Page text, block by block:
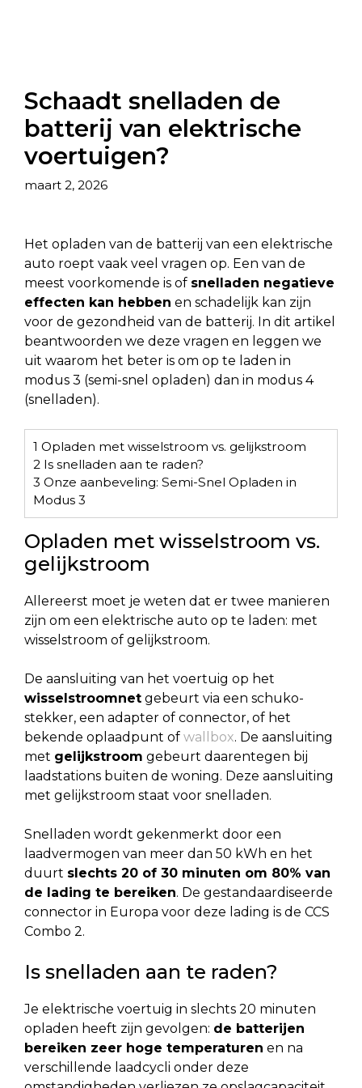
Schaadt snelladen de
batterij van elektrische
voertuigen?
maart 2, 2026
Het opladen van de batterij van een elektrische
auto roept vaak veel vragen op. Een van de
meest voorkomende is of snelladen negatieve
effecten kan hebben en schadelijk kan zijn
voor de gezondheid van de batterij. In dit artikel
beantwoorden we deze vragen en leggen we
uit waarom het beter is om op te laden in
modus 3 (semi-snel opladen) dan in modus 4
(snelladen).
1 Opladen met wisselstroom vs. gelijkstroom
2 Is snelladen aan te raden?
3 Onze aanbeveling: Semi-Snel Opladen in
Modus 3
Opladen met wisselstroom vs.
gelijkstroom
Allereerst moet je weten dat er twee manieren
zijn om een elektrische auto op te laden: met
wisselstroom of gelijkstroom.
De aansluiting van het voertuig op het
wisselstroomnet gebeurt via een schuko-
stekker, een adapter of connector, of het
bekende oplaadpunt of wallbox. De aansluiting
met gelijkstroom gebeurt daarentegen bij
laadstations buiten de woning. Deze aansluiting
met gelijkstroom staat voor snelladen.
Snelladen wordt gekenmerkt door een
laadvermogen van meer dan 50 kWh en het
duurt slechts 20 of 30 minuten om 80% van
de lading te bereiken. De gestandaardiseerde
connector in Europa voor deze lading is de CCS
Combo 2.
Is snelladen aan te raden?
Je elektrische voertuig in slechts 20 minuten
opladen heeft zijn gevolgen: de batterijen
bereiken zeer hoge temperaturen en na
verschillende laadcycli onder deze